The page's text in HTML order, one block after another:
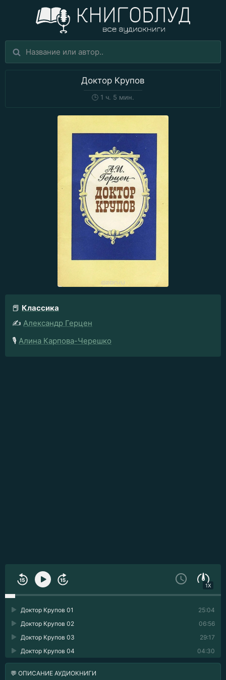
Доктор Крупов
🕒 1 ч. 5 мин.
📕 Классика
✍️ Александр Герцен
🎙️ Алина Карпова-Черешко
1X
25:04
Доктор Крупов 01
06:56
Доктор Крупов 02
29:17
Доктор Крупов 03
04:30
Доктор Крупов 04
💬 ОПИСАНИЕ АУДИОКНИГИ